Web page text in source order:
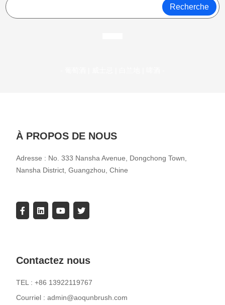
Recherche
À PROPOS DE NOUS
Adresse : No. 333 Nansha Avenue, Dongchong Town,
Nansha District, Guangzhou, Chine
Contactez nous
TEL : +86 13922119767
Courriel : admin@aoqunbrush.com